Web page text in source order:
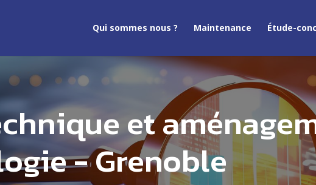
Qui sommes nous ? Maintenance Étude-
et
- Grenoble